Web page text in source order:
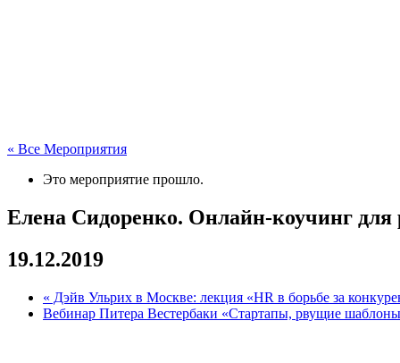
« Все Мероприятия
Это мероприятие прошло.
Елена Cидоренко. Онлайн-коучинг для
19.12.2019
« Дэйв Ульрих в Москве: лекция «HR в борьбе за
Вебинар Питера Вестербаки «Стартапы, рвущие